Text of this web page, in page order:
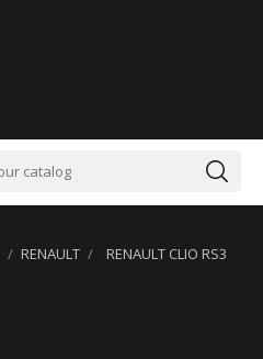
RENAULT RENAULT CLIO RS3